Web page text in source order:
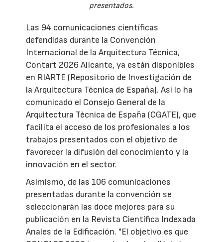
presentados.
Las 94 comunicaciones científicas
defendidas durante la Convención
Internacional de la Arquitectura Técnica,
Contart 2026 Alicante, ya están disponibles
en RIARTE (Repositorio de Investigación de
la Arquitectura Técnica de España). Así lo ha
comunicado el Consejo General de la
Arquitectura Técnica de España (CGATE), que
facilita el acceso de los profesionales a los
trabajos presentados con el objetivo de
favorecer la difusión del conocimiento y la
innovación en el sector.
Asimismo, de las 106 comunicaciones
presentadas durante la convención se
seleccionarán las doce mejores para su
publicación en la Revista Científica Indexada
Anales de la Edificación. "El objetivo es que